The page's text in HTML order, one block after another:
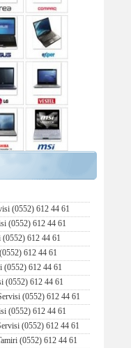
(0552) 612 44 61
(0552) 612 44 61
612 44 61
612 44 61
(0552) 612 44 61
(0552) 612 44 61
(0552) 612 44 61
(0552) 612 44 61
(0552) 612 44 61
(0552) 612 44 61